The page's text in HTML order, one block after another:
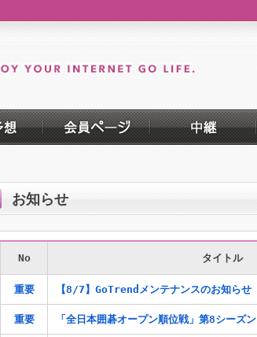
お知らせ
No タイトル
重要 【8/7】GoTrendメンテナンスのお知らせ
重要 「全日本囲碁オープン順位戦」第8シーズン